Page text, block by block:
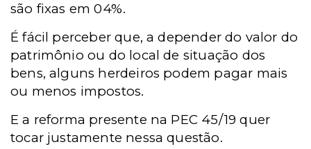
são fixas em 04%.
É fácil perceber que, a depender do valor do
patrimônio ou do local de situação dos
bens, alguns herdeiros podem pagar mais
ou menos impostos.
E a reforma presente na PEC 45/19 quer
tocar justamente nessa questão.